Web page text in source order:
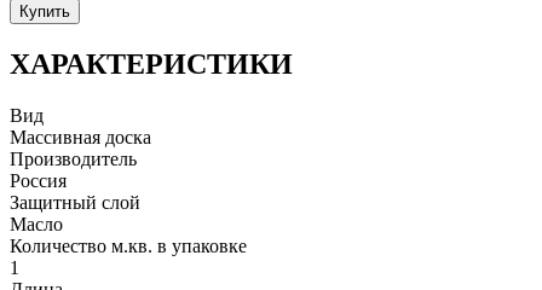
Купить
ХАРАКТЕРИСТИКИ
Вид
Массивная доска
Производитель
Россия
Защитный слой
Масло
Количество м.кв. в упаковке
1